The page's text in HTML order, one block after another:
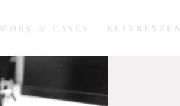
WORK & CASES REFERENZEN